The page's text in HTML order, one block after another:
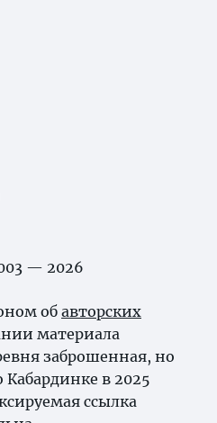
— 2026
об авторских
материала
заброшенная, но
в 2025
ссылка